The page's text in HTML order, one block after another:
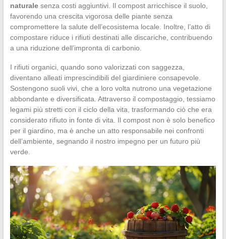
naturalesenza costi aggiuntivi. Il compost arricchisce il suolo,
favorendo una crescita vigorosa delle piante senza
compromettere la salute dell’ecosistema locale. Inoltre, l’atto di
compostare riduce i rifiuti destinati alle discariche, contribuendo
a una riduzione dell’impronta di carbonio.
I rifiuti organici, quando sono valorizzati con saggezza,
diventano alleati imprescindibili del giardiniere consapevole.
Sostengono suoli vivi, che a loro volta nutrono una vegetazione
abbondante e diversificata. Attraverso il compostaggio, tessiamo
legami più stretti con il ciclo della vita, trasformando ciò che era
considerato rifiuto in fonte di vita. Il compost non è solo benefico
per il giardino, ma è anche un atto responsabile nei confronti
dell’ambiente, segnando il nostro impegno per un futuro più
verde.